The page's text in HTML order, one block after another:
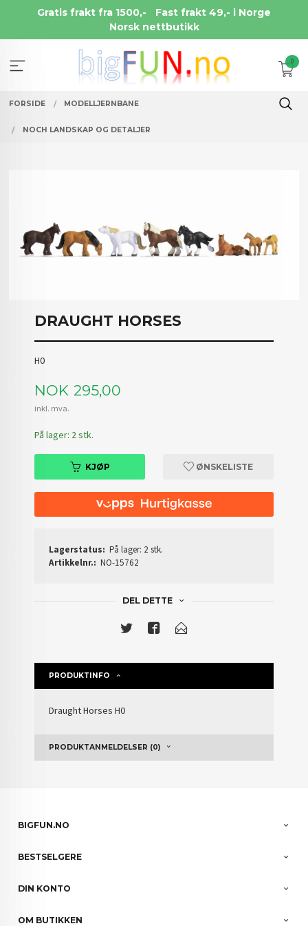
Gratis frakt fra 1500,-
Fast frakt 49,- i Norge
Norsk nettbutikk
0
FORSIDE MODELLJERNBANE
NOCH LANDSKAP OG DETALJER
DRAUGHT HORSES
H0
Pris
NOK 295,00
inkl. mva.
På lager: 2 stk.
KJØP ØNSKELISTE
Lagerstatus: På lager: 2 stk.
Artikkelnr.: NO-15762
DEL DETTE
PRODUKTINFO
Draught Horses H0
PRODUKTANMELDELSER (0)
BIGFUN.NO
BESTSELGERE
DIN KONTO
OM BUTIKKEN